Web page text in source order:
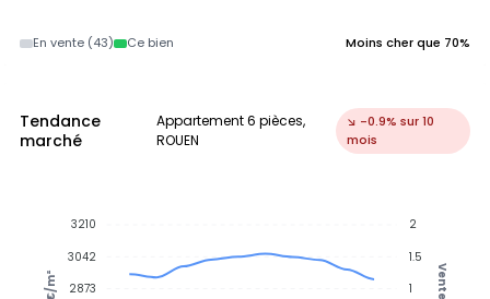
En vente (43) Ce bien Moins cher que 70%
Tendance
marché
Appartement 6 pièces,
ROUEN
↘ -0.9% sur 10
mois
2
1.5
1
Ventes
3210
3042
2873
€/m²